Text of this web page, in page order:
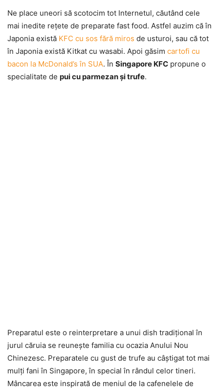
Ne place uneori să scotocim tot Internetul, căutând cele
mai inedite reţete de preparate fast food. Astfel auzim că în
Japonia există KFC cu sos fără miros de usturoi, sau că tot
în Japonia există Kitkat cu wasabi. Apoi găsim cartofi cu
bacon la McDonald’s în SUA. În Singapore KFC propune o
specialitate de pui cu parmezan şi trufe.
Preparatul este o reinterpretare a unui dish tradiţional în
jurul căruia se reuneşte familia cu ocazia Anului Nou
Chinezesc. Preparatele cu gust de trufe au câştigat tot mai
mulţi fani în Singapore, în special în rândul celor tineri.
Mâncarea este inspirată de meniul de la cafenelele de